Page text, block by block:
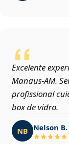
Excelente
Manaus‑AM.
profissional
box de vidro.
NB Nelson B.